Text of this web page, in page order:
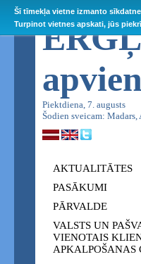
Šī tīmekļa vietne izmanto
Turpinot vietnes apskati, jūs
Piektdiena, 7. augusts
Šodien sveicam: Madars,
AKTUALITĀTES
PASĀKUMI
PĀRVALDE
VALSTS UN
VIENOTAIS
APKALPOŠANAS